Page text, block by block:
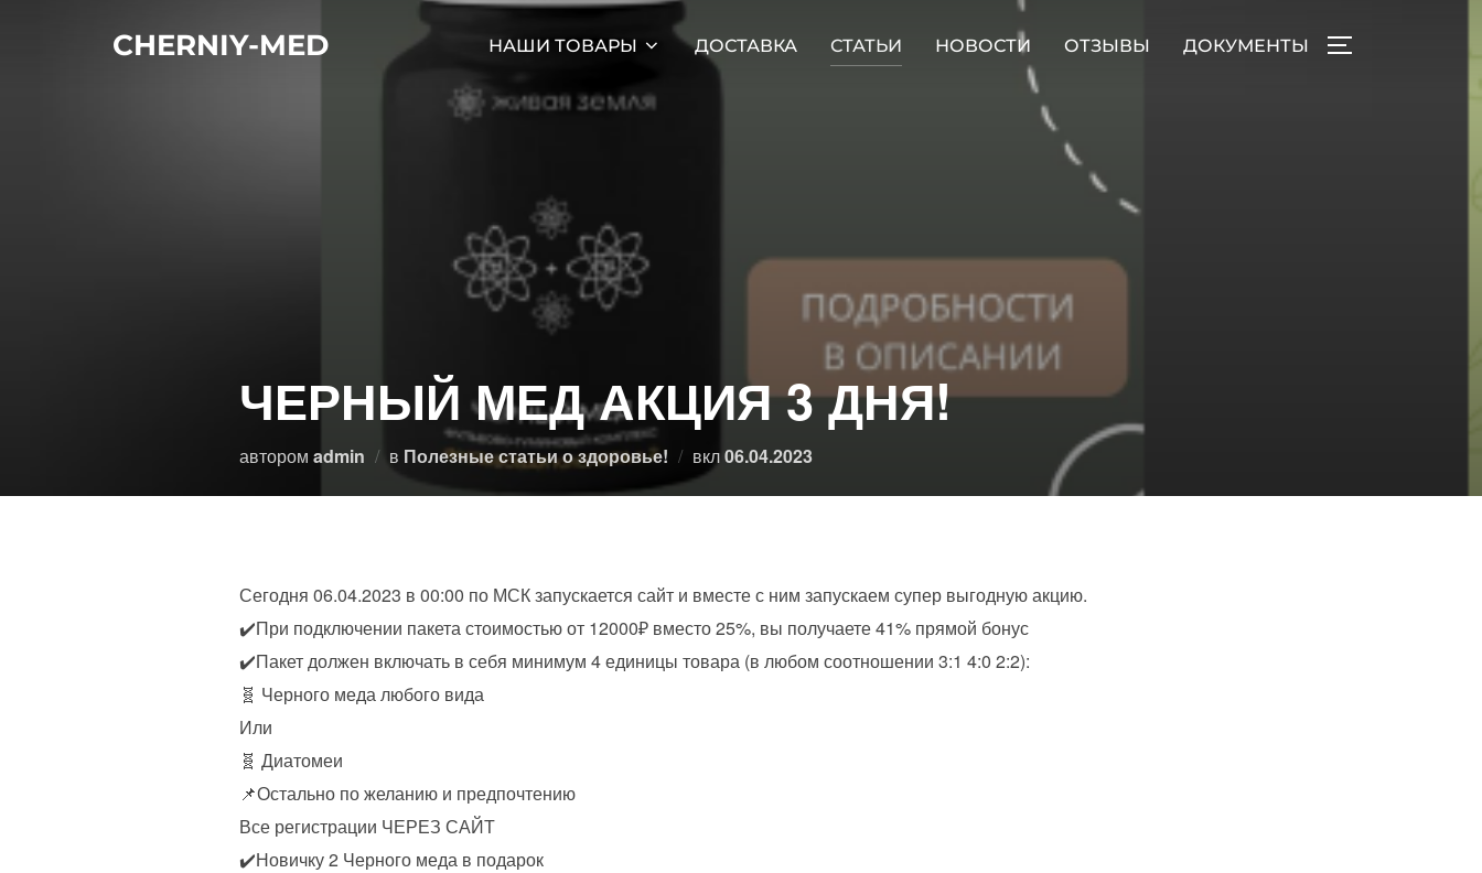
CHERNIY-MED НАШИ ТОВАРЫ ДОСТАВКА СТАТЬИ НОВОСТИ ОТЗЫВЫ ДОКУМЕНТЫ
ЧЕРНЫЙ МЕД АКЦИЯ 3 ДНЯ!
автором admin в Полезные статьи о здоровье! вклОпубликовано
06.04.2023
Сегодня 06.04.2023 в 00:00 по МСК запускается сайт и вместе с ним запускаем супер выгодную акцию.
✔️При подключении пакета стоимостью от 12000₽ вместо 25%, вы получаете 41% прямой бонус
✔️Пакет должен включать в себя минимум 4 единицы товара (в любом соотношении 3:1 4:0 2:2):
🧬 Черного меда любого вида
Или
🧬 Диатомеи
📌Остально по желанию и предпочтению
Все регистрации ЧЕРЕЗ САЙТ
✔️Новичку 2 Черного меда в подарок